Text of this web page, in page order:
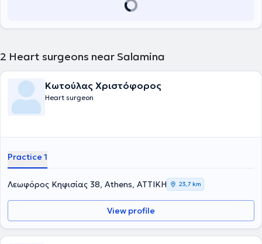
2 Heart surgeons near Salamina
Κωτούλας Χριστόφορος
Heart surgeon
Practice 1
Λεωφόρος Κηφισίας 38, Athens, ΑΤΤΙΚΗ 23,7 km
View profile